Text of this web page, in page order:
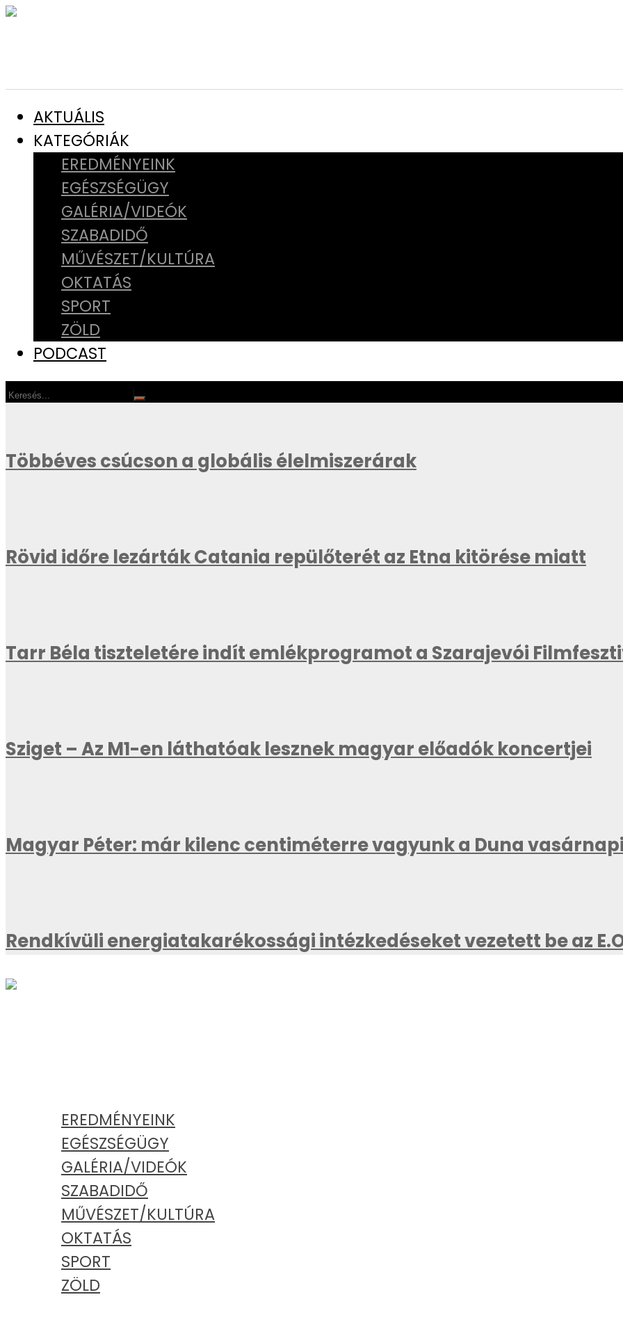
AKTUÁLIS
KATEGÓRIÁK
EREDMÉNYEINK
EGÉSZSÉGÜGY
GALÉRIA/VIDEÓK
SZABADIDŐ
MŰVÉSZET/KULTÚRA
OKTATÁS
SPORT
ZÖLD
PODCAST
Többéves csúcson a globális élelmiszerárak
Rövid időre lezárták Catania repülőterét az Etna kitörése miatt
Tarr Béla tiszteletére indít emlékprogramot a Szarajevói
Sziget – Az M1-en láthatóak lesznek magyar előadók koncertjei
Magyar Péter: már kilenc centiméterre vagyunk a Duna
Rendkívüli energiatakarékossági intézkedéseket vezetett be az
EREDMÉNYEINK
EGÉSZSÉGÜGY
GALÉRIA/VIDEÓK
SZABADIDŐ
MŰVÉSZET/KULTÚRA
OKTATÁS
SPORT
ZÖLD